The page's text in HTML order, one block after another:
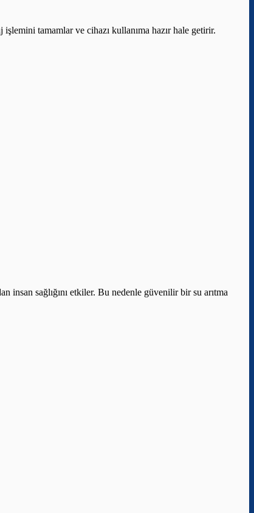
tamamlar ve cihazı kullanıma hazır hale getirir.
insan sağlığını etkiler. Bu nedenle güvenilir bir su arıtma